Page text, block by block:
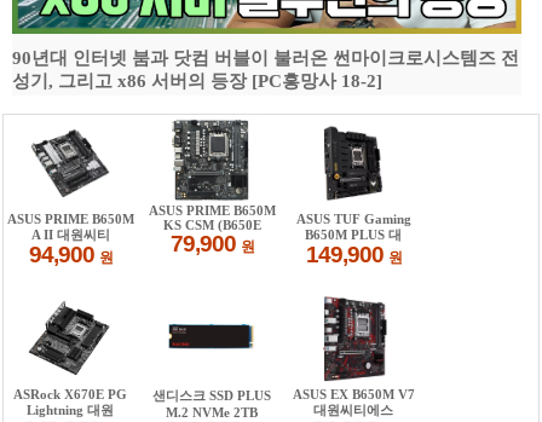
90년대 인터넷 붐과 닷컴 버블이 불러온 썬마이크로시스템즈 전
성기, 그리고 x86 서버의 등장 [PC흥망사 18-2]